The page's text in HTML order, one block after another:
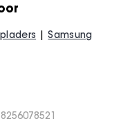
Samsung